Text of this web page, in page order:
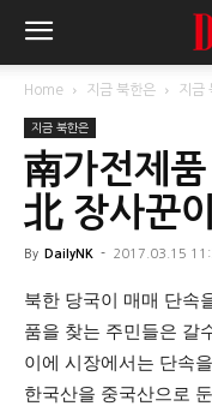
Home 지금 북한은 지금
지금 북한은
南가전제
北 장사꾼
By DailyNK - 2017.03.15
북한 당국이 매매 단속
품을 찾는 주민들은 갈
이에 시장에서는 단속
한국산을 중국산으로